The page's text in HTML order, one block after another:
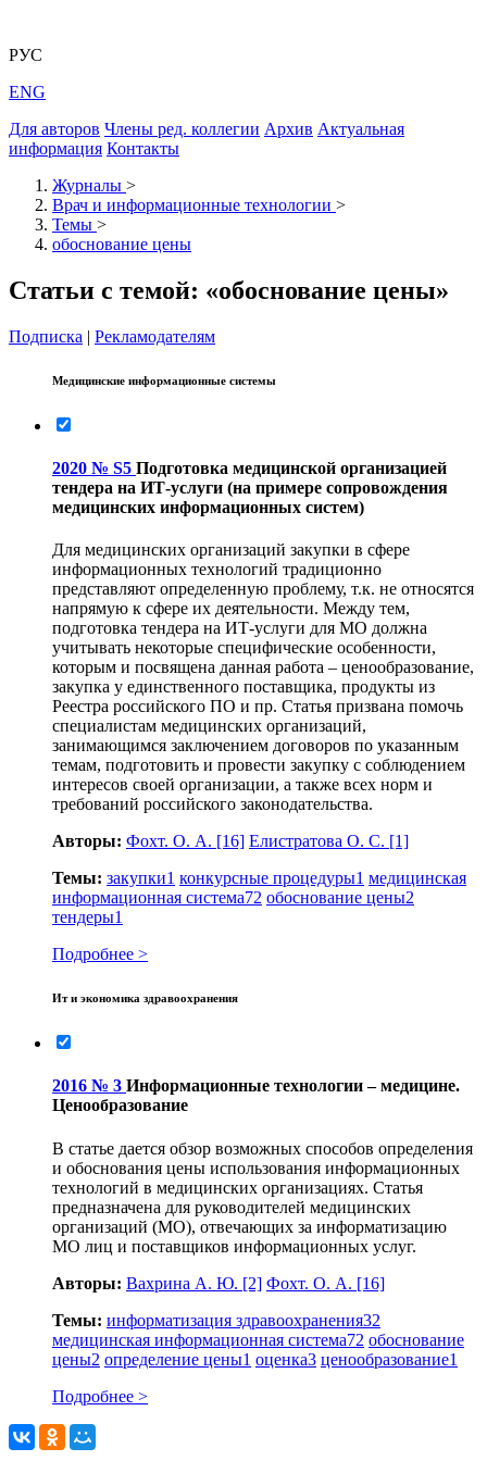
РУС
ENG
Для авторов Члены ред. коллегии Архив Актуальная
информация Контакты
Журналы >
Врач и информационные технологии >
Темы >
обоснование цены
Статьи с темой: «обоснование цены»
Подписка | Рекламодателям
Медицинские информационные системы
2020 № S5 Подготовка медицинской организацией
тендера на ИТ‑услуги (на примере сопровождения
медицинских информационных систем)
Для медицинских организаций закупки в сфере
информационных технологий традиционно
представляют определенную проблему, т.к. не относятся
напрямую к сфере их деятельности. Между тем,
подготовка тендера на ИТ‑услуги для МО должна
учитывать некоторые специфические особенности,
которым и посвящена данная работа – ценообразование,
закупка у единственного поставщика, продукты из
Реестра российского ПО и пр. Статья призвана помочь
специалистам медицинских организаций,
занимающимся заключением договоров по указанным
темам, подготовить и провести закупку с соблюдением
интересов своей организации, а также всех норм и
требований российского законодательства.
Авторы: Фохт. О. А. [16] Елистратова О. С. [1]
Темы: закупки1 конкурсные процедуры1 медицинская
информационная система72 обоснование цены2
тендеры1
Подробнее >
Ит и экономика здравоохранения
2016 № 3 Информационные технологии – медицине.
Ценообразование
В статье дается обзор возможных способов определения
и обоснования цены использования информационных
технологий в медицинских организациях. Статья
предназначена для руководителей медицинских
организаций (МО), отвечающих за информатизацию
МО лиц и поставщиков информационных услуг.
Авторы: Вахрина А. Ю. [2] Фохт. О. А. [16]
Темы: информатизация здравоохранения32
медицинская информационная система72 обоснование
цены2 определение цены1 оценка3 ценообразование1
Подробнее >